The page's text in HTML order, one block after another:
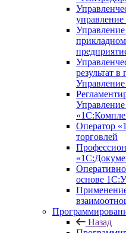
результат
Оператор
торговлей
основе
Назад